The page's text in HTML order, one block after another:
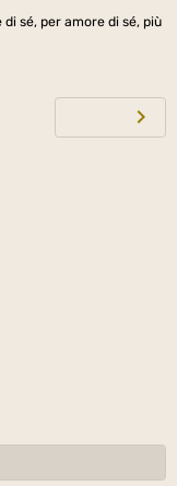
sé, per amore di sé, più